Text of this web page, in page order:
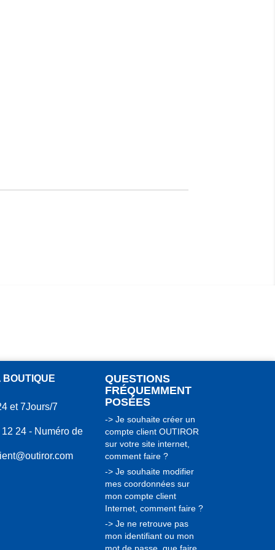
BOUTIQUE
et 7Jours/7
24 - Numéro de
QUESTIONS
FRÉQUEMMENT
POSÉES
-> Je souhaite créer un
compte client OUTIROR
sur votre site internet,
comment faire ?
-> Je souhaite modifier
mes coordonnées sur
mon compte client
Internet, comment faire ?
-> Je ne retrouve pas
mon identifiant ou mon
mot de passe, que faire